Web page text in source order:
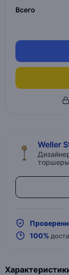
Всего
Weller
торшеры
100%